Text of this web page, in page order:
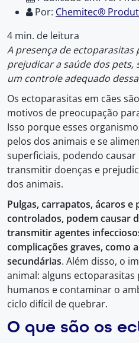
Por: Chemitec®
4 min. de leitura
A presença de
prejudicar a saúde dos pets,
um controle adequado
Os ectoparasitas em cães
motivos de preocupação
Isso porque esses
pelos dos animais e se
superficiais, podendo
transmitir doenças e
dos animais.
Pulgas, carrapatos, ácaros e
controlados, podem causar
transmitir agentes
complicações graves, como
secundárias. Além disso, o
animal: alguns
humanos e contaminar o
ciclo difícil de quebrar.
O que são os